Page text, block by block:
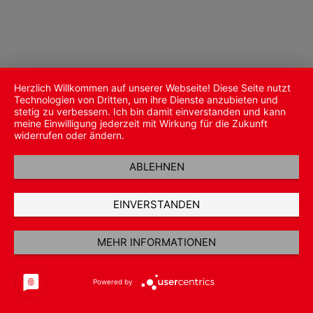
Herzlich Willkommen auf unserer Webseite! Diese Seite nutzt
Technologien von Dritten, um ihre Dienste anzubieten und
stetig zu verbessern. Ich bin damit einverstanden und kann
meine Einwilligung jederzeit mit Wirkung für die Zukunft
widerrufen oder ändern.
ABLEHNEN
EINVERSTANDEN
MEHR INFORMATIONEN
Powered by